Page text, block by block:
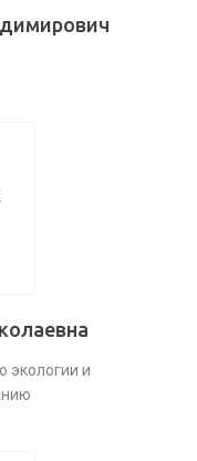
экологии и